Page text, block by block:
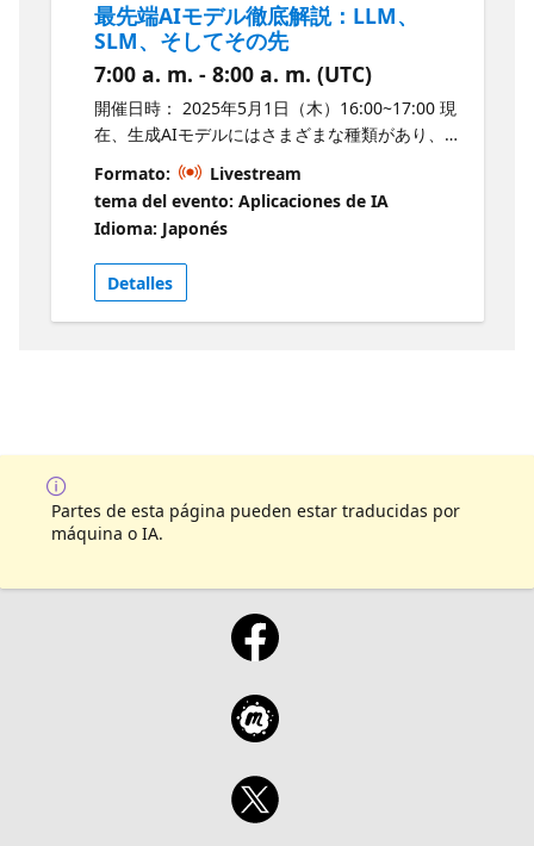
て参加できる環境づくりにご協力をお願いいた
します。万が一、不審な行動や迷惑行為を見か
けた場合、または懸念がある場合は、Microsoft
Runs on Trustのウェブサイトからご報告くださ
い。なお、Microsoftは、必要に応じて、
Reactorイベントへの参加をお断りする、または
途中で退場いただく権利を有します。
られる貴重な機会となります。ぜひご参加くだ
さい。 <Microsoft Reactor 倫理規定>
Microsoftは、世界中のすべての人と組織がより
多くのことを達成できるよう支援することを使
命としています。その一環として、Microsoft
て尊重され、安心できる、プロフェッショナル
な環境を提供することを目指しています。性
別、性的指向、外見、障がいの有無、年齢、人
種、宗教を問わず、すべての方に公平な体験を
提供することを大切にしており、嫌がらせや他
ベントへの参加をお断りする、または途中で退
場いただく権利を有します。
最先端AIモデル徹底解説：LLM、
SLM、そしてその先
7:00 a. m. - 8:00 a. m. (UTC)
開催日時： 2025年5月1日（木）16:00~17:00 現
在、生成AIモデルにはさまざまな種類があり、
用途や目的に応じて適切な選択をすることが重
要です。例えば、文章の生成や要約、翻訳など
に強みを持つ大規模言語モデル（LLM）や、小
規模ながら特定のタスクに最適化された小規模
言語モデル（SLM）があります。また、企業独
自のニーズに対応できるカスタムモデルや、誰
でも利用可能なオープンモデル、クラウド上で
AIモデルの特徴を詳しく解説し、目的に応じた
最適なモデルの選び方についてご紹介します。
や具体的な活用事例についてもご紹介します。
生成AIを効果的に活用したい方は、ぜひご参加
Microsoftは、世界中のすべての人と組織がより
多くのことを達成できるよう支援することを使
Reactorのイベントでは、すべての参加者にとっ
て尊重され、安心できる、プロフェッショナル
Formato:
Livestream
tema del evento: Aplicaciones de IA
Idioma: Japonés
Detalles
Partes de esta página pueden estar traducidas por
máquina o IA.